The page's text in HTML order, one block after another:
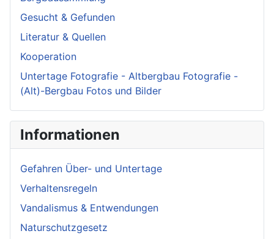
Gesucht & Gefunden
Literatur & Quellen
Kooperation
Untertage Fotografie - Altbergbau Fotografie -
(Alt)-Bergbau Fotos und Bilder
Informationen
Gefahren Über- und Untertage
Verhaltensregeln
Vandalismus & Entwendungen
Naturschutzgesetz